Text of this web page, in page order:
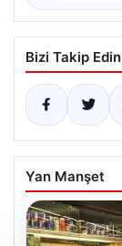
Bizi Takip Edin
Yan Manşet